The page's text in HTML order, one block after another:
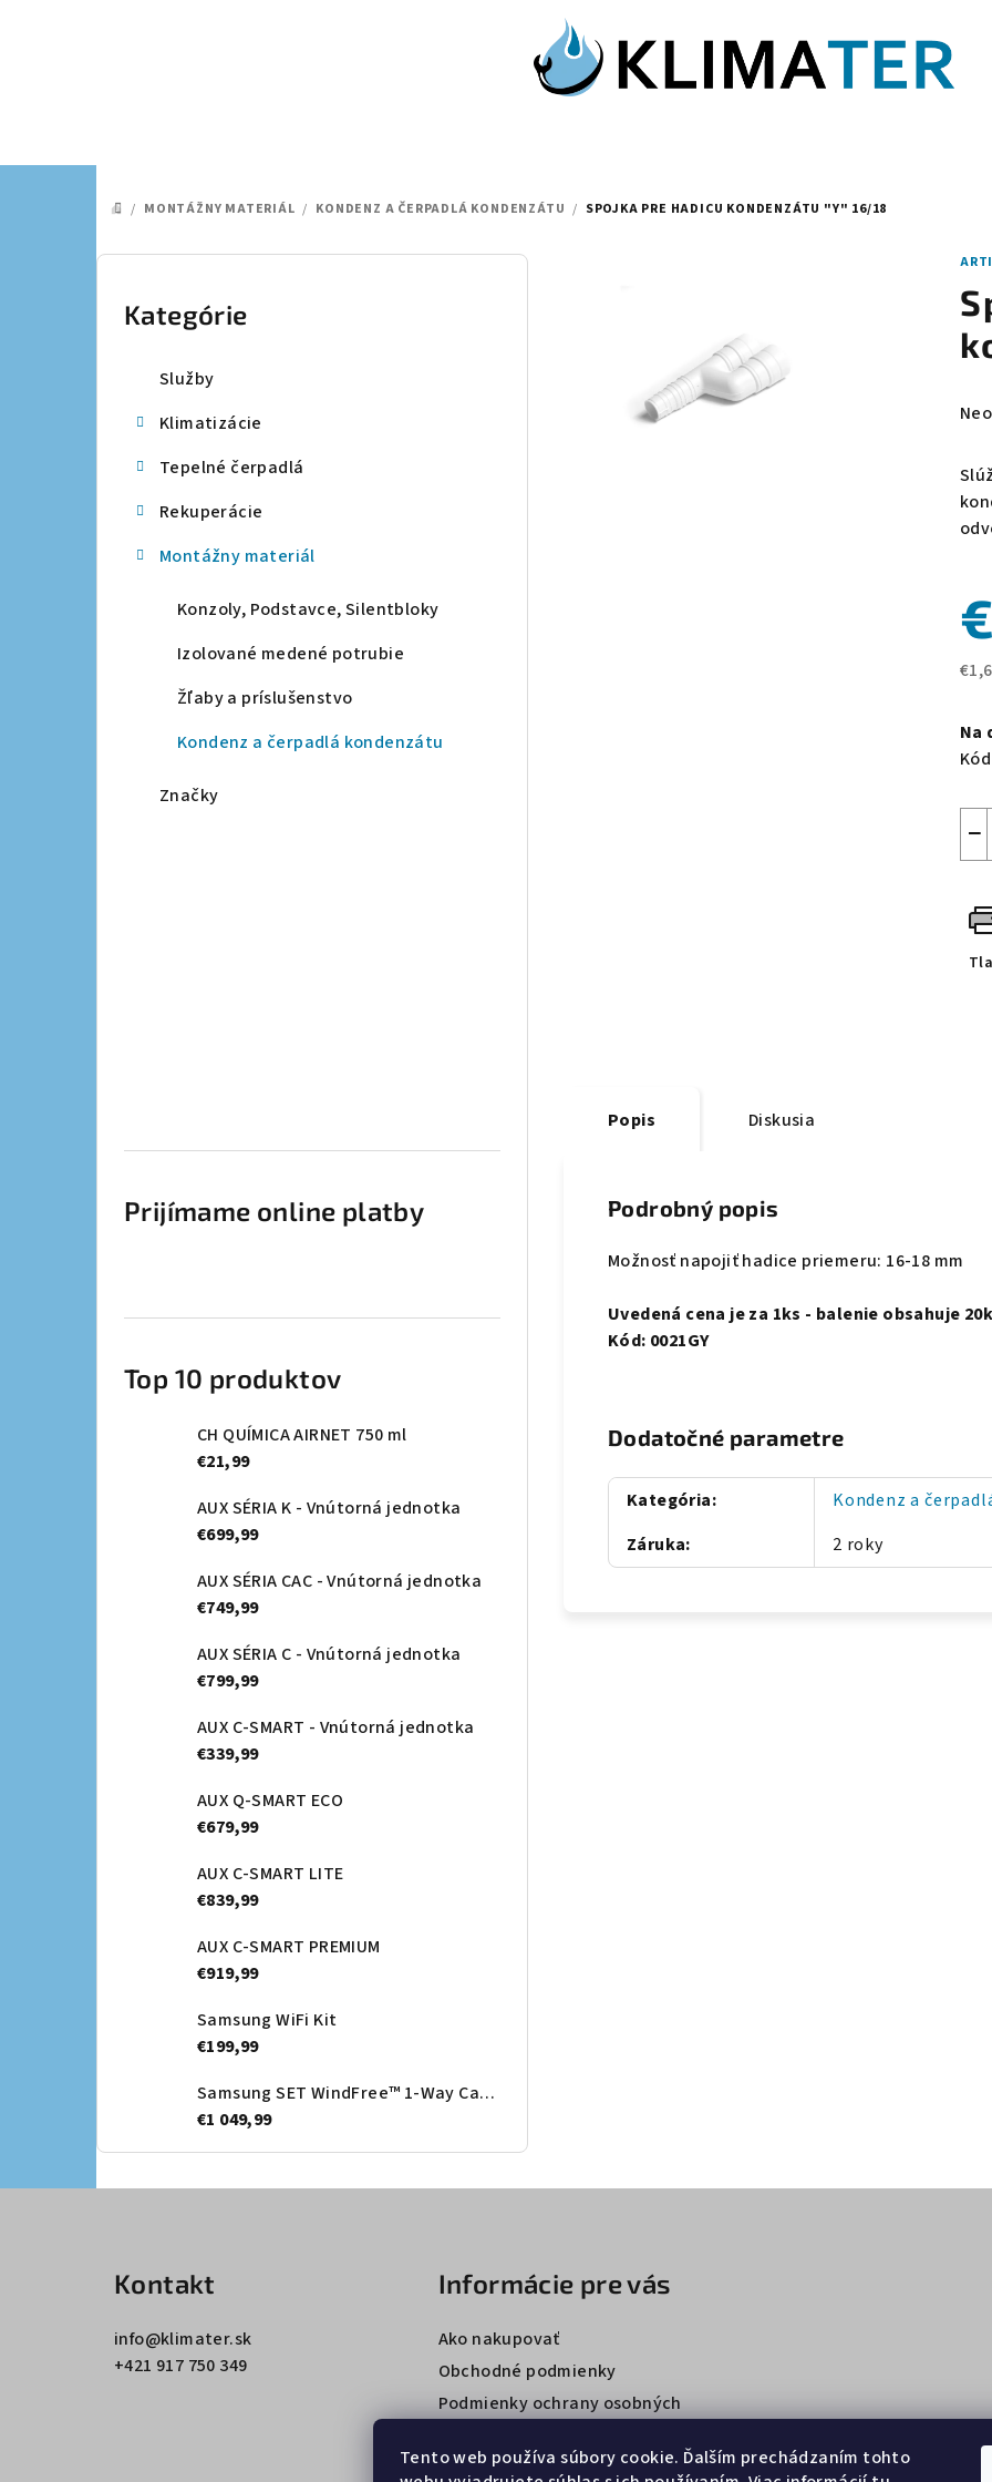
Tento web používa súbory cookie. Ďalším prechádzaním tohto
DOMOV
/ MONTÁŽNY MATERIÁL / KONDENZ A ČERPADLÁ KONDENZÁTU / SPOJKA PRE HADICU KONDENZÁTU "Y" 16/18
Preskočiť
kategórie
Kategórie
Služby
Klimatizácie
Tepelné čerpadlá
Rekuperácie
Montážny materiál
Konzoly, Podstavce, Silentbloky
Izolované medené potrubie
Žľaby a príslušenstvo
Kondenz a čerpadlá kondenzátu
Značky
Prijímame online platby
Top 10 produktov
CH QUÍMICA AIRNET 750 ml
€21,99
AUX SÉRIA K - Vnútorná jednotka
€699,99
AUX SÉRIA CAC - Vnútorná jednotka
€749,99
AUX SÉRIA C - Vnútorná jednotka
€799,99
AUX C-SMART - Vnútorná jednotka
€339,99
AUX Q-SMART ECO
€679,99
AUX C-SMART LITE
€839,99
AUX C-SMART PREMIUM
€919,99
Samsung WiFi Kit
€199,99
Samsung SET WindFree™ 1-Way Cassette + Dekoračný panel - vnútorná jednotka
€1 049,99
je
0,0
Na
−
Popis Diskusia
Podrobný popis
Možnosť napojiť hadice priemeru: 16-18 mm
Uvedená cena je za 1ks - balenie obsahuje
Kód: 0021GY
Dodatočné parametre
Kategória:
Kondenz a
Záruka: 2 roky
Kontakt
info@klimater.sk
+421 917 750 349
Informácie pre vás
Ako nakupovať
Obchodné podmienky
Podmienky ochrany osobných